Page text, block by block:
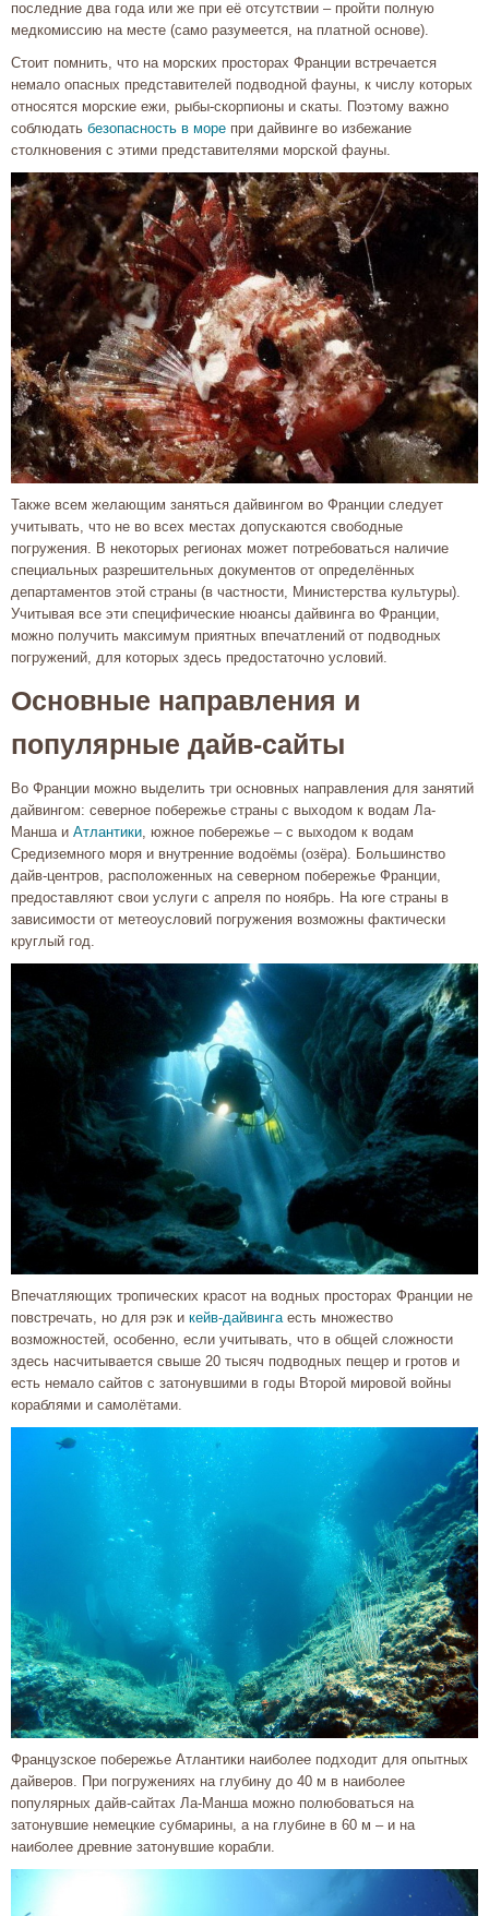
последние два года или же при её отсутствии – пройти полную
медкомиссию на месте (само разумеется, на платной основе).
Стоит помнить, что на морских просторах Франции встречается
немало опасных представителей подводной фауны, к числу которых
относятся морские ежи, рыбы-скорпионы и скаты. Поэтому важно
соблюдать безопасность в море при дайвинге во избежание
столкновения с этими представителями морской фауны.
Также всем желающим заняться дайвингом во Франции следует
учитывать, что не во всех местах допускаются свободные
погружения. В некоторых регионах может потребоваться наличие
специальных разрешительных документов от определённых
департаментов этой страны (в частности, Министерства культуры).
Учитывая все эти специфические нюансы дайвинга во Франции,
можно получить максимум приятных впечатлений от подводных
погружений, для которых здесь предостаточно условий.
Основные направления и
популярные дайв-сайты
Во Франции можно выделить три основных направления для занятий
дайвингом: северное побережье страны с выходом к водам Ла-
Манша и Атлантики , южное побережье – с выходом к водам
Средиземного моря и внутренние водоёмы (озёра). Большинство
дайв-центров, расположенных на северном побережье Франции,
предоставляют свои услуги с апреля по ноябрь. На юге страны в
зависимости от метеоусловий погружения возможны фактически
круглый год.
Впечатляющих тропических красот на водных просторах Франции не
повстречать, но для рэк и кейв-дайвинга есть множество
возможностей, особенно, если учитывать, что в общей сложности
здесь насчитывается свыше 20 тысяч подводных пещер и гротов и
есть немало сайтов с затонувшими в годы Второй мировой войны
кораблями и самолётами.
Французское побережье Атлантики наиболее подходит для опытных
дайверов. При погружениях на глубину до 40 м в наиболее
популярных дайв-сайтах Ла-Манша можно полюбоваться на
затонувшие немецкие субмарины, а на глубине в 60 м – и на
наиболее древние затонувшие корабли.